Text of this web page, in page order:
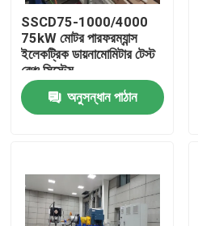
আমাদের সম্বন্ধে
SSCD75-1000/4000
75kW মোটর পারফরম্যান্স
ইলেকট্রিক ডায়নামোমিটার টেস্ট
বেঞ্চ সিস্টেম
অনুসন্ধান পাঠান